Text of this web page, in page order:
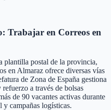
Trabajar en Correos en
plantilla postal de la provincia,
en Almaraz ofrece diversas vías
de Zona de España gestiona
a través de bolsas
de 90 vacantes activas durante
y campañas logísticas.